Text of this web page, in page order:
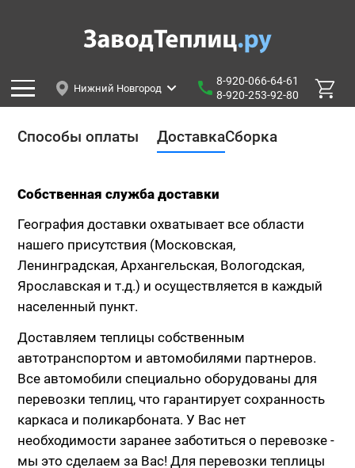
Нижний Новгород
8-920-066-64-61
8-920-253-92-80
Способы оплаты ДоставкаСборка
Собственная служба доставки
География доставки охватывает все области
нашего присутствия (Московская,
Ленинградская, Архангельская, Вологодская,
Ярославская и т.д.) и осуществляется в каждый
населенный пункт.
Доставляем теплицы собственным
автотранспортом и автомобилями партнеров.
Все автомобили специально оборудованы для
перевозки теплиц, что гарантирует сохранность
каркаса и поликарбоната. У Вас нет
необходимости заранее заботиться о перевозке -
мы это сделаем за Вас! Для перевозки теплицы